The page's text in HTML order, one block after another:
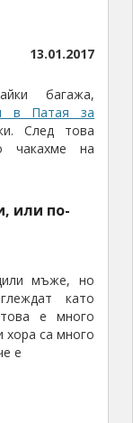
в Патая за
След това
чакахме на
като
е много
хора са много
е